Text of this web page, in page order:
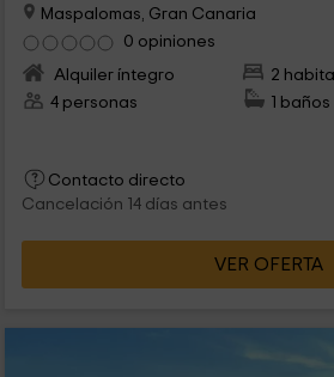
Maspalomas, Gran Canaria
0 opiniones
Alquiler íntegro
2
4 personas
1 baños
Contacto directo
Cancelación 14 días antes
VER OFERTA